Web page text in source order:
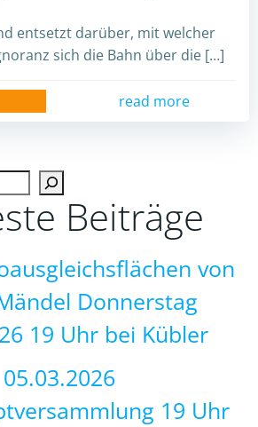
entsetzt darüber, mit welcher
sich die Bahn über die […]
read more
Beiträge
von
Donnerstag
19 Uhr bei Kübler
05.03.2026
19 Uhr